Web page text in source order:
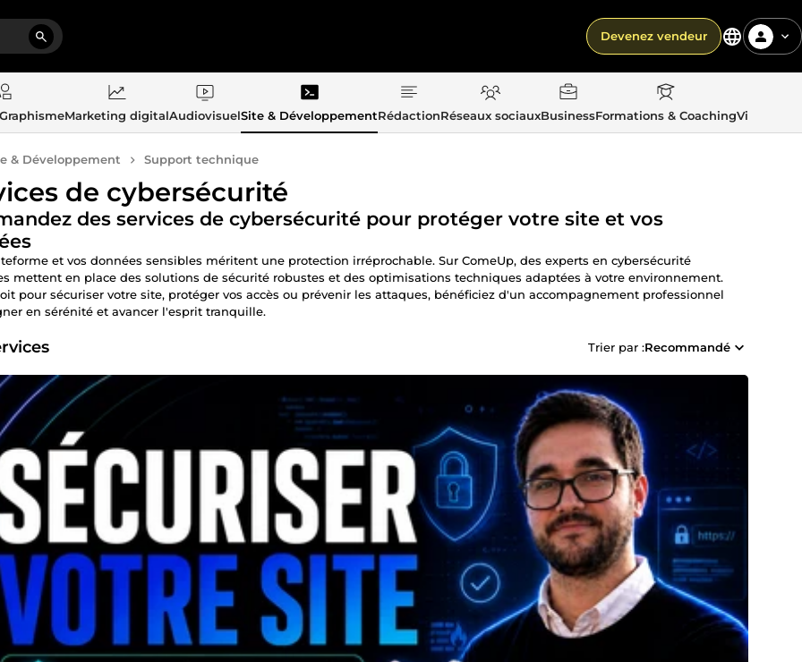
Devenez vendeur
Marketing digitalAudiovisuelSite & DéveloppementRédactionRéseaux sociauxBusinessFormations & CoachingVie
& Développement Support technique
de cybersécurité
des services de cybersécurité pour protéger votre site et vos
et vos données sensibles méritent une protection irréprochable. Sur ComeUp, des experts en cybersécurité
mettent en place des solutions de sécurité robustes et des optimisations techniques adaptées à votre environnement.
pour sécuriser votre site, protéger vos accès ou prévenir les attaques, bénéficiez d'un accompagnement professionnel
en sérénité et avancer l'esprit tranquille.
Trier par :Recommandé